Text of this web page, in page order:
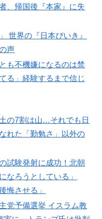
、帰国後『本家』に失
世界の『日本びいき』
声
も不機嫌になるのは禁
る」経験するまで信じ
の7割は山…それでも日
れた「勤勉さ」以外の
試験発射に成功！北朝
なろうとしている」
悔させる」
党予備選挙 イスラム教